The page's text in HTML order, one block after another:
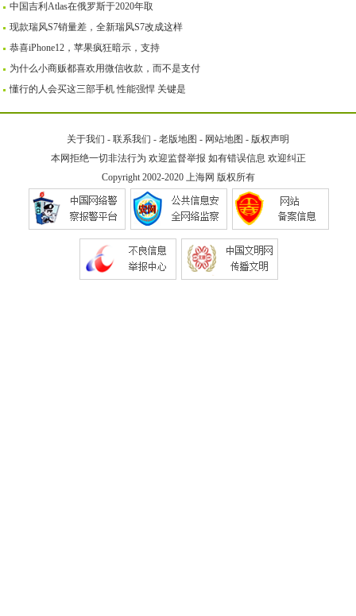
中国吉利Atlas在俄罗斯于2020年取
现款瑞风S7销量差，全新瑞风S7改成这样
恭喜iPhone12，苹果疯狂暗示，支持
为什么小商贩都喜欢用微信收款，而不是支付
懂行的人会买这三部手机 性能强悍 关键是
关于我们 - 联系我们 - 老版地图 - 网站地图 - 版权声明
本网拒绝一切非法行为 欢迎监督举报 如有错误信息 欢迎纠正
Copyright 2002-2020 上海网 版权所有